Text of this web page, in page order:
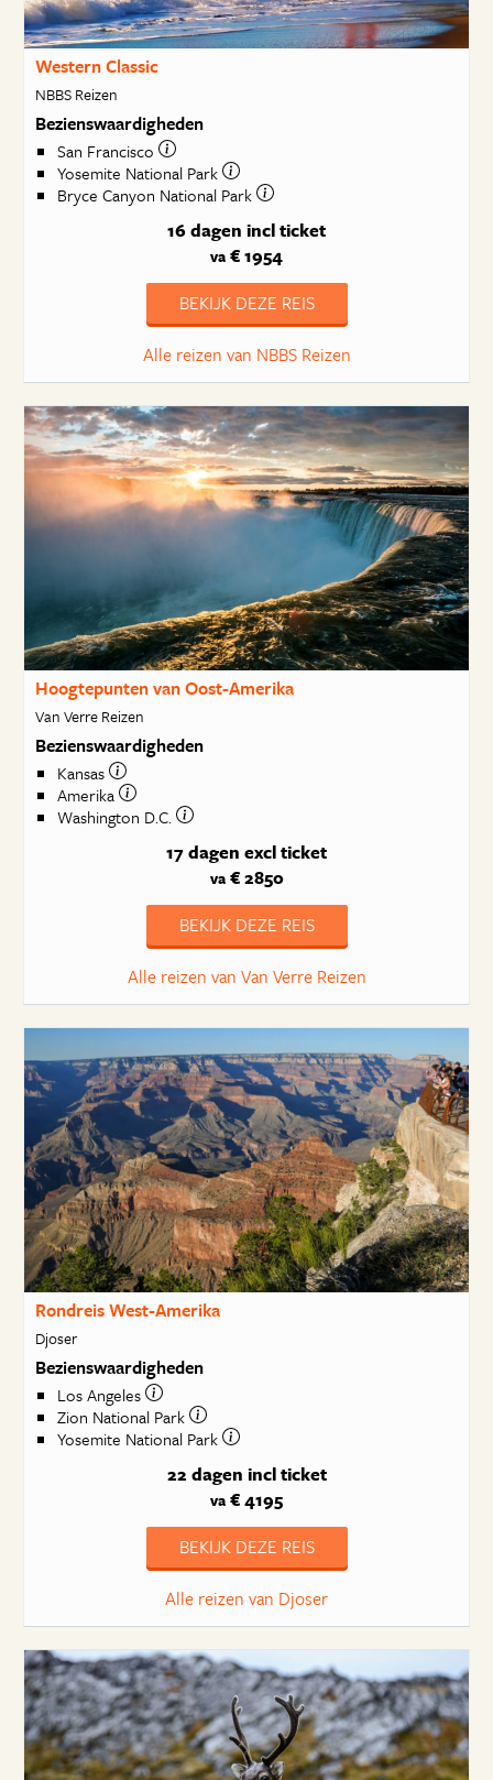
Western Classic
NBBS Reizen
Bezienswaardigheden
San Francisco
Yosemite National Park
Bryce Canyon National Park
16 dagen incl ticket
va € 1954
BEKIJK DEZE REIS
Alle reizen van NBBS Reizen
Hoogtepunten van Oost-Amerika
Van Verre Reizen
Bezienswaardigheden
Kansas
Amerika
Washington D.C.
17 dagen excl ticket
va€ 2850
BEKIJK DEZE REIS
Alle reizen van Van Verre Reizen
Rondreis West-Amerika
Djoser
Bezienswaardigheden
Los Angeles
Zion National Park
Yosemite National Park
22 dagen incl ticket
va € 4195
BEKIJK DEZE REIS
Alle reizen van Djoser